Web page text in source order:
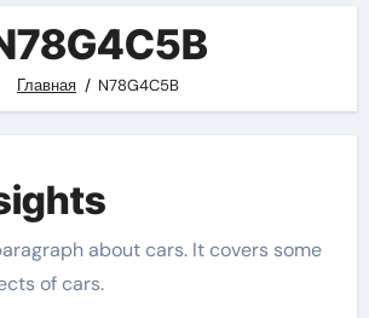
Главная N78G4C5B
about cars. It covers some
of cars.